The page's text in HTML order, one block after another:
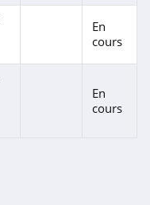
En
cours
En
cours